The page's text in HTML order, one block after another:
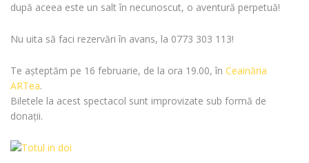
după aceea este un salt în necunoscut, o aventură perpetuă!
Nu uita să faci rezervări în avans, la 0773 303 113!
Te așteptăm pe 16 februarie, de la ora 19.00, în Ceainăria
ARTea.
Biletele la acest spectacol sunt improvizate sub formă de
donații.